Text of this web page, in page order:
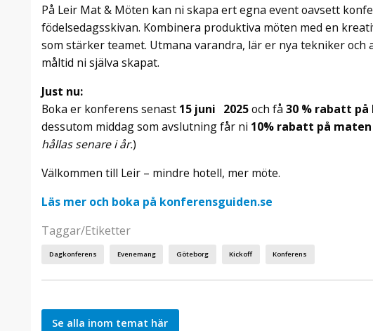
På Leir Mat & Möten kan ni skapa ert egna event oavsett
födelsedagsskivan. Kombinera produktiva möten med en
som stärker teamet. Utmana varandra, lär er nya tekniker och
måltid ni själva skapat.
Just nu:
Boka er konferens senast 15 juni 2025och få 30 % rabatt
dessutom middag som avslutning får ni 10% rabatt på maten
hållas senare i år.)
Välkommen till Leir – mindre hotell, mer möte.
Läs mer och boka på konferensguiden.se
Taggar/Etiketter
Dagkonferens Evenemang Göteborg Kickoff Konferens
Se alla inom temat här